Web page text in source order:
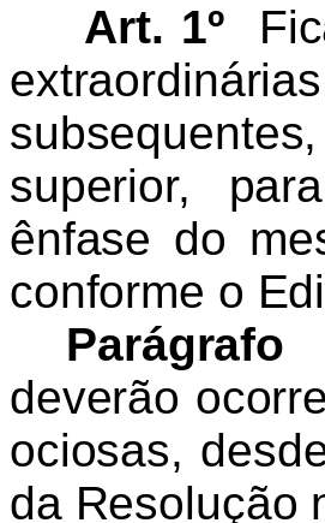
Art. 1º
superior,
ênfase do
conforme o
Parágrafo
deverão
ociosas,
da Resolução